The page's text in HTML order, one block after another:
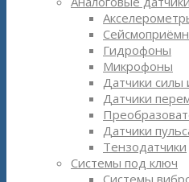
Гидрофоны
Микрофоны
Датчики силы
Датчики
Датчики
Тензодатчики
Системы под ключ
Системы